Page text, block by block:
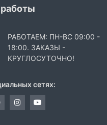
РАБОТАЕМ: ПН-ВС 09:00 -
18:00. ЗАКАЗЫ -
КРУГЛОСУТОЧНО!
сетях: